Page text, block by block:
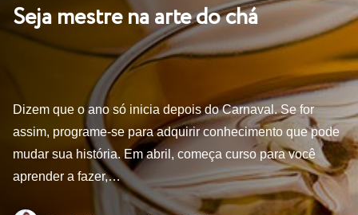
Seja mestre na arte do chá
Dizem que o ano só inicia depois do Carnaval. Se for
assim, programe-se para adquirir conhecimento que pode
mudar sua história. Em abril, começa curso para você
aprender a fazer,…